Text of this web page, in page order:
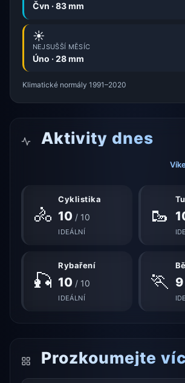
Čvn · 83 mm
☀️
NEJSUŠŠÍ MĚSÍC
Úno · 28 mm
Klimatické normály 1991–2020
Aktivity dnes
🚴
Cyklistika
10 / 10
IDEÁLNÍ
🥾
🎣
Rybaření
10 / 10
IDEÁLNÍ
🏃 9
Prozkoumejte